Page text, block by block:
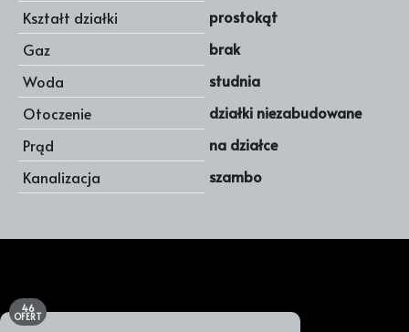
Kształt działki
prostokąt
Gaz
brak
Woda
studnia
Otoczenie
działki niezabudowane
Prąd
na działce
Kanalizacja
szambo
46
OFERT